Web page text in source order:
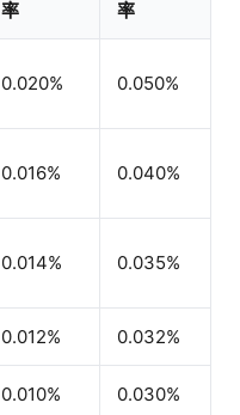
率 率
0.020% 0.050%
0.016% 0.040%
0.014% 0.035%
0.012% 0.032%
0.010% 0.030%